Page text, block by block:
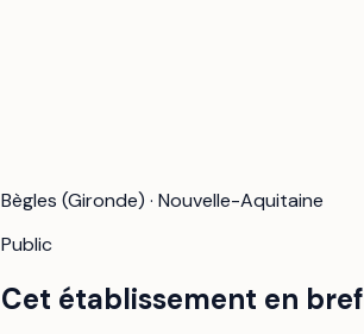
Bègles (Gironde) · Nouvelle-Aquitaine
Public
Cet établissement en bref